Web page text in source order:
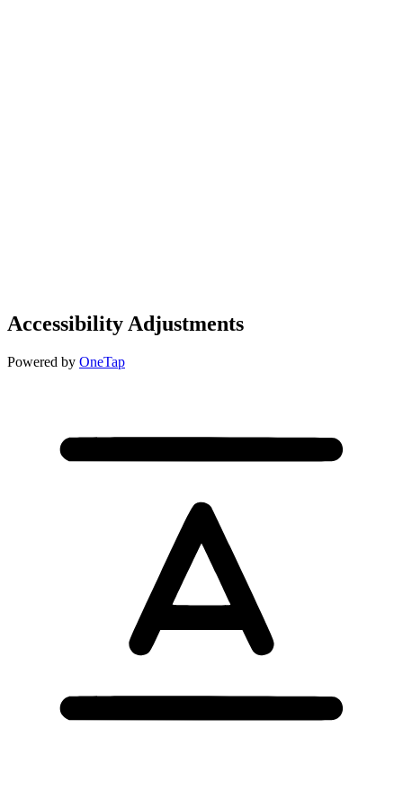
Accessibility Adjustments
Powered by OneTap